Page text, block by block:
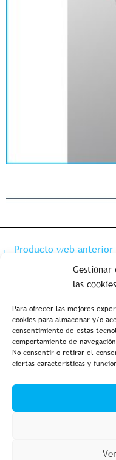
Gestionar
las cookies
Para ofrecer las mejores
cookies para almacenar y/o
consentimiento de estas
comportamiento de
No consentir o retirar el
ciertas características y
← Producto web anterior
Aviso legal y política de
Condiciones de